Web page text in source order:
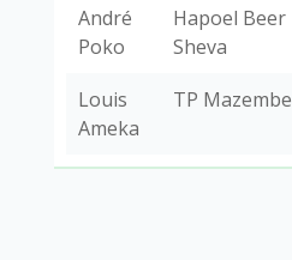
André
Poko
Hapoel Beer
Sheva
Louis
Ameka
TP Mazembe